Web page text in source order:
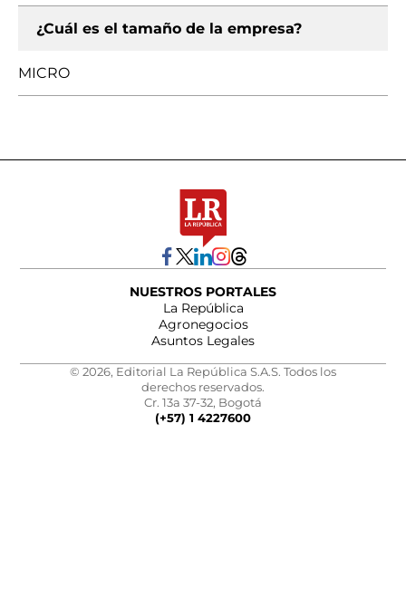
¿Cuál es el tamaño de la empresa?
MICRO
NUESTROS PORTALES
La República
Agronegocios
Asuntos Legales
© 2026, Editorial La República S.A.S. Todos los
derechos reservados.
Cr. 13a 37-32, Bogotá
(+57) 1 4227600